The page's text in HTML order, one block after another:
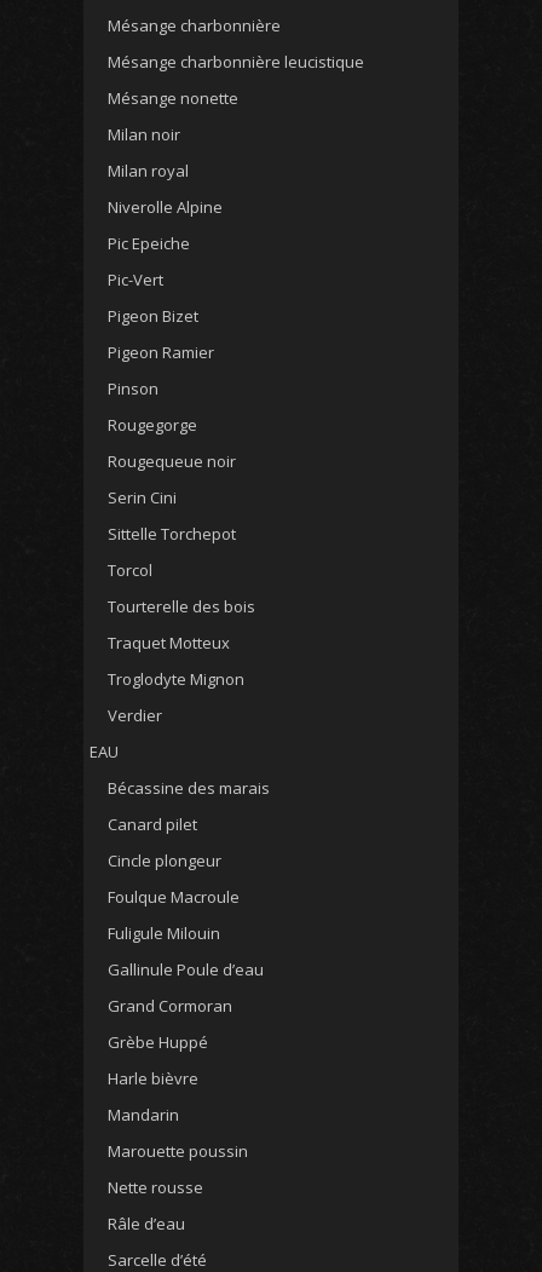
Mésange charbonnière
Mésange charbonnière leucistique
Mésange nonette
Milan noir
Milan royal
Niverolle Alpine
Pic Epeiche
Pic-Vert
Pigeon Bizet
Pigeon Ramier
Pinson
Rougegorge
Rougequeue noir
Serin Cini
Sittelle Torchepot
Torcol
Tourterelle des bois
Traquet Motteux
Troglodyte Mignon
Verdier
EAU
Bécassine des marais
Canard pilet
Cincle plongeur
Foulque Macroule
Fuligule Milouin
Gallinule Poule d’eau
Grand Cormoran
Grèbe Huppé
Harle bièvre
Mandarin
Marouette poussin
Nette rousse
Râle d’eau
Sarcelle d’été